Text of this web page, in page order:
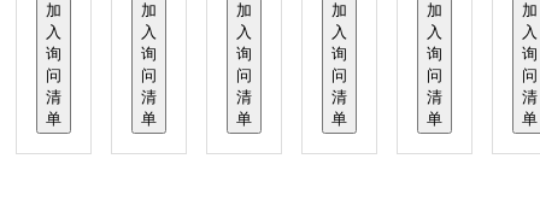
加
入
询
问
清
单
加
入
询
问
清
单
加
入
询
问
清
单
加
入
询
问
清
单
加
入
询
问
清
单
加
入
询
问
清
单